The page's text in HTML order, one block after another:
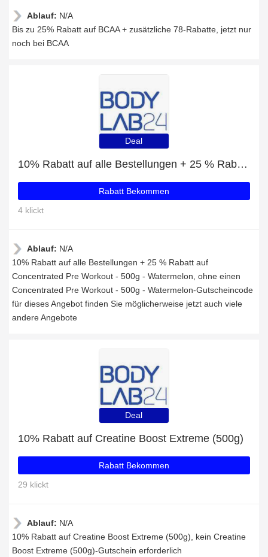
Ablauf: N/A
Bis zu 25% Rabatt auf BCAA + zusätzliche 78-Rabatte, jetzt nur
noch bei BCAA
Deal
10% Rabatt auf alle Bestellungen + 25 % Rabatt auf Concentrated Pre Workout - 500g - Watermelon
Rabatt Bekommen
4 klickt
Ablauf: N/A
10% Rabatt auf alle Bestellungen + 25 % Rabatt auf
Concentrated Pre Workout - 500g - Watermelon, ohne einen
Concentrated Pre Workout - 500g - Watermelon-Gutscheincode
für dieses Angebot finden Sie möglicherweise jetzt auch viele
andere Angebote
Deal
10% Rabatt auf Creatine Boost Extreme (500g)
Rabatt Bekommen
29 klickt
Ablauf: N/A
10% Rabatt auf Creatine Boost Extreme (500g), kein Creatine
Boost Extreme (500g)-Gutschein erforderlich